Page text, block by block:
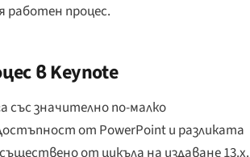
работен процес.
в Keynote
със значително по-малко
от PowerPoint и разликата
от цикъла на издаване 13.x.